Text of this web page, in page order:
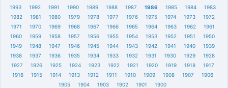
1993
1992 1991 1990 1989 1988 1987 1986 1985 1984
1983
1982
1981 1980 1979 1978 1977 1976 1975 1974 1973
1972
1971
1970 1969 1968 1967 1966 1965 1964 1963 1962
1961
1960
1959 1958 1957 1956 1955 1954 1953 1952 1951
1950
1949
1948 1947 1946 1945 1944 1943 1942 1941 1940
1939
1938
1937 1936 1935 1934 1933 1932 1931 1930 1929
1928
1927
1926 1925 1924 1923 1922 1921 1920 1919 1918
1917
1916
1915 1914 1913 1912 1911 1910 1909 1908 1907
1906
1905
1904 1903 1902 1901 1900